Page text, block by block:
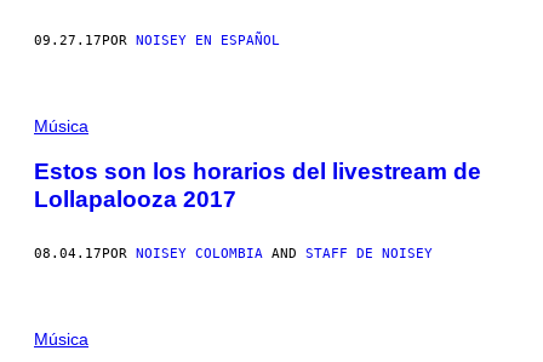
09.27.17POR NOISEY EN ESPAÑOL
Música
Estos son los horarios del livestream de
Lollapalooza 2017
08.04.17 POR NOISEY COLOMBIA AND STAFF DE NOISEY
Música